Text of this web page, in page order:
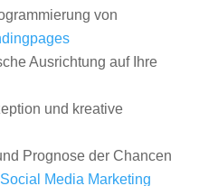
von
Ausrichtung auf Ihre
und kreative
Prognose der Chancen
Social Media Marketing